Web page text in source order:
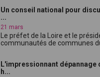
Un conseil national pour
...
21 mars
Le préfet de la Loire et le
communautés de communes
L'impressionnant dépannage
h...